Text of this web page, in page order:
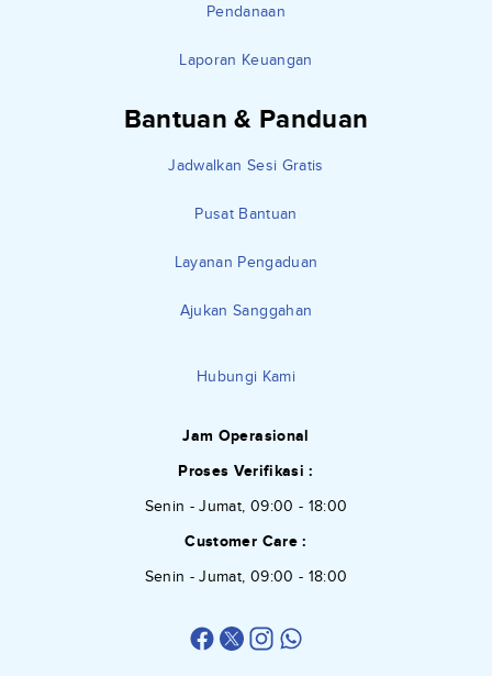
Pendanaan
Laporan Keuangan
Bantuan & Panduan
Jadwalkan Sesi Gratis
Pusat Bantuan
Layanan Pengaduan
Ajukan Sanggahan
Hubungi Kami
Jam Operasional
Proses Verifikasi :
Senin - Jumat, 09:00 - 18:00
Customer Care :
Senin - Jumat, 09:00 - 18:00